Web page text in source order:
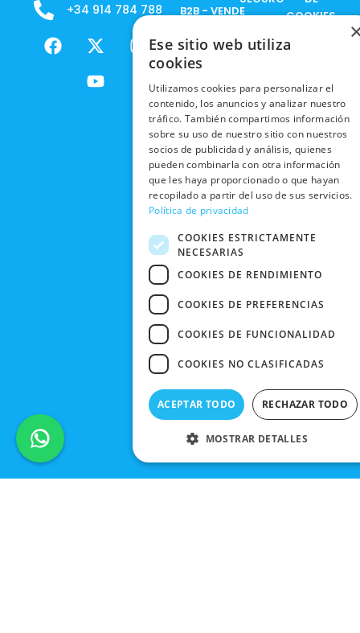
+34 914 784 788
F
a
X
-
t
w
m
Y
o
u
t
B2B - VENDE
PRODUCTOS
RESPONSABILIDAD
SOCIAL
TRABAJA
CON
NOSOTROS
NUESTRAS
TIENDAS
BLACK
FRIDAY
NACIONALES
INTERNACIONALES
RECOGIDA
EN TIENDA
DEVOLUCIONES
Y CAMBIOS
CANCELAR
PEDIDO
COOKIES
POLÍTICAS
EN RRSS
POLÍTICA DE
PRIVACIDAD
CONDICIONES
DE COMPRA
Ese sitio web utiliza
cookies
Utilizamos cookies para personalizar el
contenido, los anuncios y analizar nuestro
tráfico. También compartimos información
sobre su uso de nuestro sitio con nuestros
socios de publicidad y análisis, quienes
pueden combinarla con otra información
que les haya proporcionado o que hayan
recopilado a partir del uso de sus servicios.
Política de privacidad
COOKIES ESTRICTAMENTE
NECESARIAS
COOKIES DE RENDIMIENTO
COOKIES DE PREFERENCIAS
COOKIES DE FUNCIONALIDAD
COOKIES NO CLASIFICADAS
ACEPTAR TODO RECHAZAR TODO
MOSTRAR DETALLES